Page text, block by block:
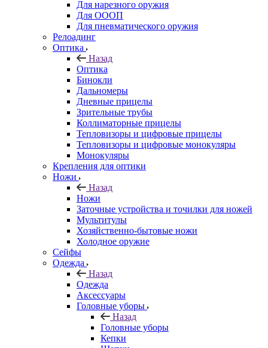
Для нарезного оружия
Для ОООП
Для пневматического оружия
Релоадинг
Оптика
Назад
Оптика
Бинокли
Дальномеры
Дневные прицелы
Зрительные трубы
Коллиматорные прицелы
Тепловизоры и цифровые прицелы
Тепловизоры и цифровые монокуляры
Монокуляры
Крепления для оптики
Ножи
Назад
Ножи
Заточные устройства и точилки для ножей
Мультитулы
Хозяйственно-бытовые ножи
Холодное оружие
Сейфы
Одежда
Назад
Одежда
Аксессуары
Головные уборы
Назад
Головные уборы
Кепки